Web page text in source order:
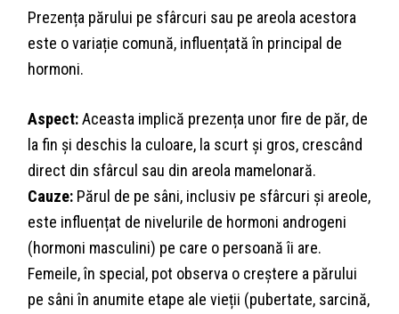
Prezența părului pe sfârcuri sau pe areola acestora
este o variație comună, influențată în principal de
hormoni.
Aspect:Aceasta implică prezența unor fire de păr, de
la fin și deschis la culoare, la scurt și gros, crescând
direct din sfârcul sau din areola mamelonară.
Cauze: Părul de pe sâni, inclusiv pe sfârcuri și areole,
este influențat de nivelurile de hormoni androgeni
(hormoni masculini) pe care o persoană îi are.
Femeile, în special, pot observa o creștere a părului
pe sâni în anumite etape ale vieții (pubertate, sarcină,